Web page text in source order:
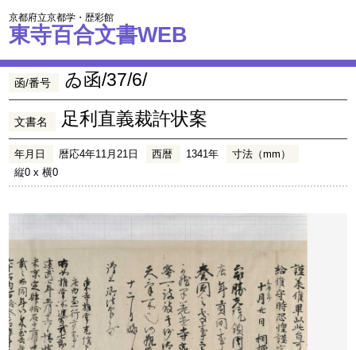
京都府立京都学・歴彩館
東寺百合文書WEB
函/番号 ゐ函/37/6/
文書名 足利直義裁許状案
年月日 暦応4年11月21日 西暦 1341年
寸法（mm）
縦0 x 横0